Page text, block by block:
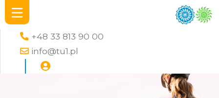
+48 33 813 90 00
info@tu1.pl